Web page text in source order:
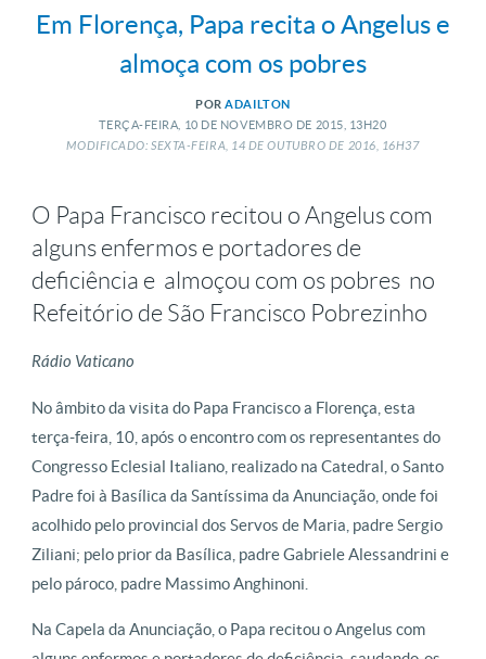
Em Florença, Papa recita o Angelus e
almoça com os pobres
PORADAILTON
TERÇA-FEIRA, 10 DE NOVEMBRO DE 2015, 13H20
MODIFICADO: SEXTA-FEIRA, 14 DEOUTUBRO DE 2016, 16H37
O Papa Francisco recitou o Angelus com
alguns enfermos e portadores de
deficiência e almoçou com os pobres no
Refeitório de São Francisco Pobrezinho
Rádio Vaticano
No âmbito da visita do Papa Francisco a Florença, esta
terça-feira, 10, após o encontro com os representantes do
Congresso Eclesial Italiano, realizado na Catedral, o Santo
Padre foi à Basílica da Santíssima da Anunciação, onde foi
acolhido pelo provincial dos Servos de Maria, padre Sergio
Ziliani; pelo prior da Basílica, padre Gabriele Alessandrini e
pelo pároco, padre Massimo Anghinoni.
Na Capela da Anunciação, o Papa recitou o Angelus com